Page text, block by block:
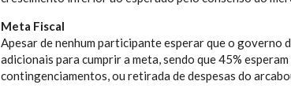
Meta Fiscal
Apesar de nenhum participante esperar que o governo
adicionais para cumprir a meta, sendo que 45%
contingenciamentos, ou retirada de despesas do